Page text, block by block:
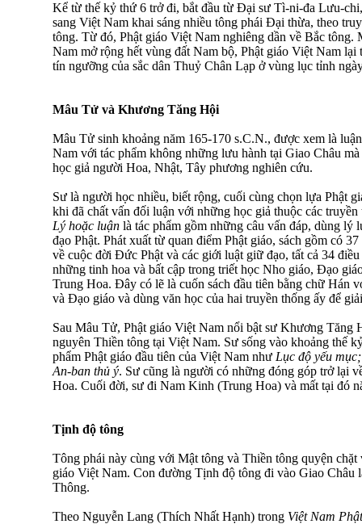
Kể từ thế kỷ thứ 6 trở đi, bắt đầu từ Ðại sư Tì-ni-đa Lưu-
sang Việt Nam khai sáng nhiều tông phái Ðại thừa, theo
tông. Từ đó, Phật giáo Việt Nam nghiêng dần về Bắc
Nam mở rộng hết vùng đất Nam bộ, Phật giáo Việt Nam lại
tín ngưỡng của sắc dân Thuỷ Chân Lạp ở vùng lục tỉnh
Mâu Tử và Khương Tăng Hội
Mâu Tử sinh khoảng năm 165-170 s.C.N., được xem là
Nam với tác phẩm không những lưu hành tại Giao Châu
học giả người Hoa, Nhật, Tây phương nghiên cứu.
Sư là người học nhiều, biết rộng, cuối cùng chọn lựa Phật
khi đã chất vấn đối luận với những học giả thuộc các
Lý hoặc luận là tác phẩm gồm những câu vấn đáp, dùng lý
đạo Phật. Phát xuất từ quan điểm Phật giáo, sách gồm có
về cuộc đời Ðức Phật và các giới luật giữ đạo, tất cả 34
những tinh hoa và bất cập trong triết học Nho giáo, Ðạo
Trung Hoa. Ðây có lẽ là cuốn sách đầu tiên bằng chữ Hán
và Ðạo giáo và dùng văn học của hai truyền thống ấy để
Sau Mâu Tử, Phật giáo Việt Nam nổi bật sư Khương Tăng
nguyên Thiền tông tại Việt Nam. Sư sống vào khoảng thế
phẩm Phật giáo đầu tiên của Việt Nam như Lục độ yếu
An-ban thủ ý. Sư cũng là người có những đóng góp trở lại
Hoa. Cuối đời, sư đi Nam Kinh (Trung Hoa) và mất tại đó
Tịnh độ tông
Tông phái này cùng với Mật tông và Thiền tông quyện chặt
giáo Việt Nam. Con đường Tịnh độ tông đi vào Giao Châu
Thông.
Theo Nguyễn Lang (Thích Nhất Hạnh) trong Việt Nam